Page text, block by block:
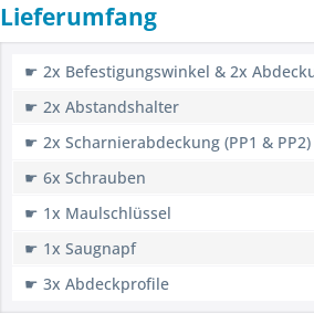
Lieferumfang
☛ 2x Befestigungswinkel & 2x
☛ 2x Abstandshalter
☛ 2x Scharnierabdeckung (PP1 & PP2)
☛ 6x Schrauben
☛ 1x Maulschlüssel
☛ 1x Saugnapf
☛ 3x Abdeckprofile